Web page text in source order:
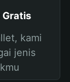
Gratis
kami
jenis